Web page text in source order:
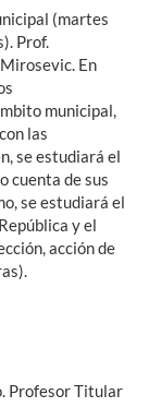
(martes
Prof.
En
municipal,
las
se estudiará el
cuenta de sus
se estudiará el
y el
acción de
Profesor Titular